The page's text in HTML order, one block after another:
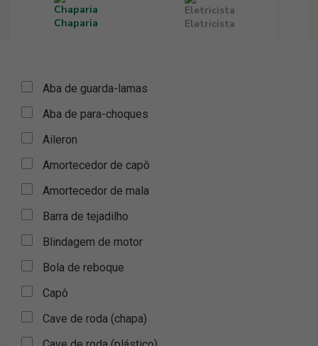
Chaparia Eletricista
Aba de guarda-lamas
Aba de para-choques
Aileron
Amortecedor de capô
Amortecedor de mala
Barra de tejadilho
Blindagem de motor
Bola de reboque
Capô
Cave de roda (chapa)